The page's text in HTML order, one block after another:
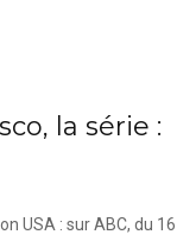
la série :
USA : sur ABC, du 16